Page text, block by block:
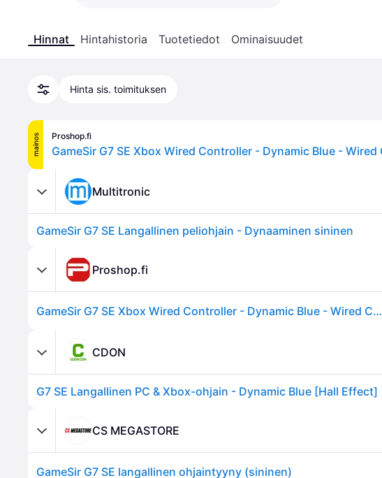
Hinnat Hintahistoria Tuotetiedot Ominaisuudet
Hinta sis. toimituksen
mainos Proshop.fi
Multitronic
GameSir G7 SE Langallinen peliohjain - Dynaaminen sininen
Proshop.fi
GameSir G7 SE Xbox Wired Controller - Dynamic Blue - Wired Controller - Microsoft Xbox One
CDON
G7 SE Langallinen PC & Xbox-ohjain - Dynamic Blue [Hall Effect]
CS MEGASTORE
GameSir G7 SE langallinen ohjaintyyny (sininen)